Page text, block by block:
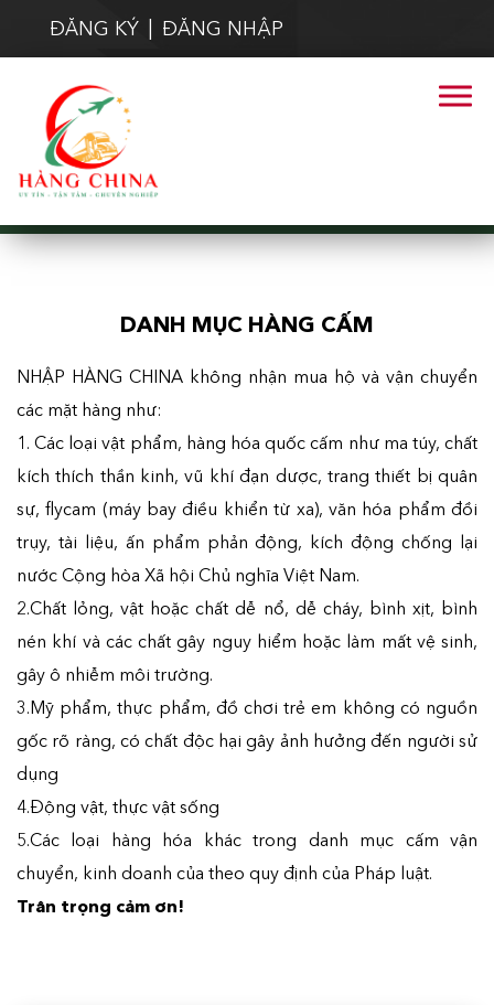
ĐĂNG KÝ ĐĂNG NHẬP
Trang chủ
DANH MỤC HÀNG CẤM
NHẬP HÀNG CHINA không nhận mua hộ và vận chuyển
các mặt hàng như:
1. Các loại vật phẩm, hàng hóa quốc cấm như ma túy, chất
kích thích thần kinh, vũ khí đạn dược, trang thiết bị quân
sự, flycam (máy bay điều khiển từ xa), văn hóa phẩm đồi
trụy, tài liệu, ấn phẩm phản động, kích động chống lại
nước Cộng hòa Xã hội Chủ nghĩa Việt Nam.
2.Chất lỏng, vật hoặc chất dễ nổ, dễ cháy, bình xịt, bình
nén khí và các chất gây nguy hiểm hoặc làm mất vệ sinh,
gây ô nhiễm môi trường.
3.Mỹ phẩm, thực phẩm, đồ chơi trẻ em không có nguồn
gốc rõ ràng, có chất độc hại gây ảnh hưởng đến người sử
dụng
4.Động vật, thực vật sống
5.Các loại hàng hóa khác trong danh mục cấm vận
chuyển, kinh doanh của theo quy định của Pháp luật.
Trân trọng cảm ơn!